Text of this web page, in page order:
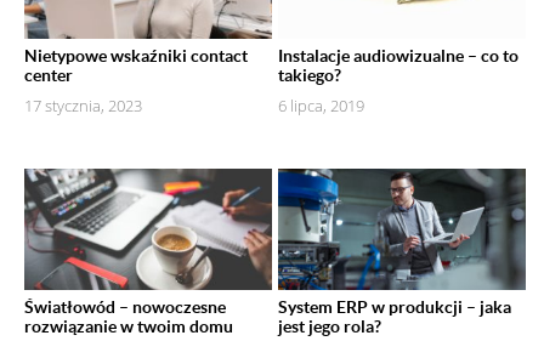
Nietypowe wskaźniki contact
center
17 stycznia, 2023
Instalacje audiowizualne – co to
takiego?
6 lipca, 2019
Światłowód – nowoczesne
rozwiązanie w twoim domu
System ERP w produkcji – jaka
jest jego rola?